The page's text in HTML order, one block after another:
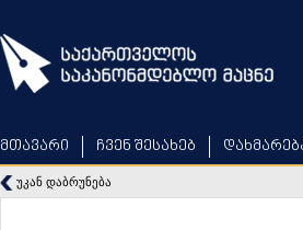
მთავარი ჩვენ შესახებ
უკან დაბრუნება